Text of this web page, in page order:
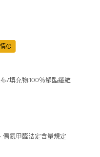
/填充物:100％聚酯纖維
偶氮甲醛法定含量規定